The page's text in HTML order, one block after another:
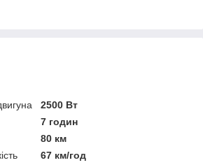
2500 Вт
7 годин
80 км
67 км/год